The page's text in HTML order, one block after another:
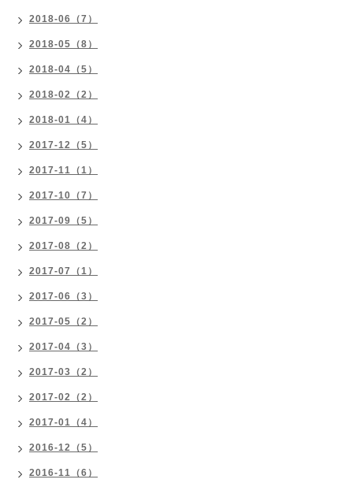
2018-06（7）
2018-05（8）
2018-04（5）
2018-02（2）
2018-01（4）
2017-12（5）
2017-11（1）
2017-10（7）
2017-09（5）
2017-08（2）
2017-07（1）
2017-06（3）
2017-05（2）
2017-04（3）
2017-03（2）
2017-02（2）
2017-01（4）
2016-12（5）
2016-11（6）